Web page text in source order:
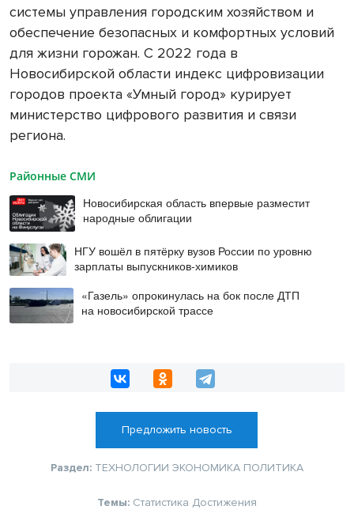
системы управления городским хозяйством и
обеспечение безопасных и комфортных условий
для жизни горожан. С 2022 года в
Новосибирской области индекс цифровизации
городов проекта «Умный город» курирует
министерство цифрового развития и связи
региона.
Районные СМИ
Новосибирская область впервые разместит
народные облигации
НГУ вошёл в пятёрку вузов России по уровню
зарплаты выпускников-химиков
«Газель» опрокинулась на бок после ДТП
на новосибирской трассе
Предложить новость
Раздел: ТЕХНОЛОГИИ ЭКОНОМИКА ПОЛИТИКА
Темы: Статистика Достижения